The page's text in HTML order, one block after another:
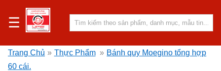
☰
Trang Chủ » Thực Phẩm » Bánh quy Moegino tổng hợp
60 cái.